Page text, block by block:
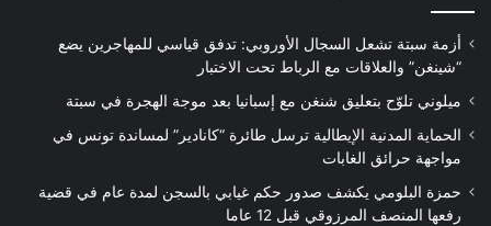
أزمة سبتة تشعل السجال الأوروبي: تدفق قياسي للمهاجرين يضع
“شينغن” والعلاقات مع الرباط تحت الاختبار
ميلوني تلوّح بتعليق شنغن مع إسبانيا بعد موجة الهجرة في سبتة
الحماية المدنية الإيطالية ترسل طائرة “كانادير” لمساندة تونس في
مواجهة حرائق الغابات
حمزة البلومي يكشف صدور حكم غيابي بالسجن لمدة عام في قضية
رفعها المنصف المرزوقي قبل 12 عاما